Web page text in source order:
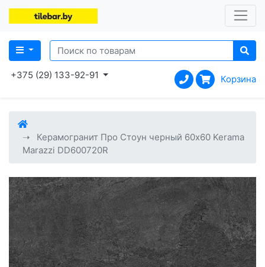
+375 (29) 133-92-91 Корзина
Керамогранит Про Стоун черный 60x60 Kerama
Marazzi DD600720R